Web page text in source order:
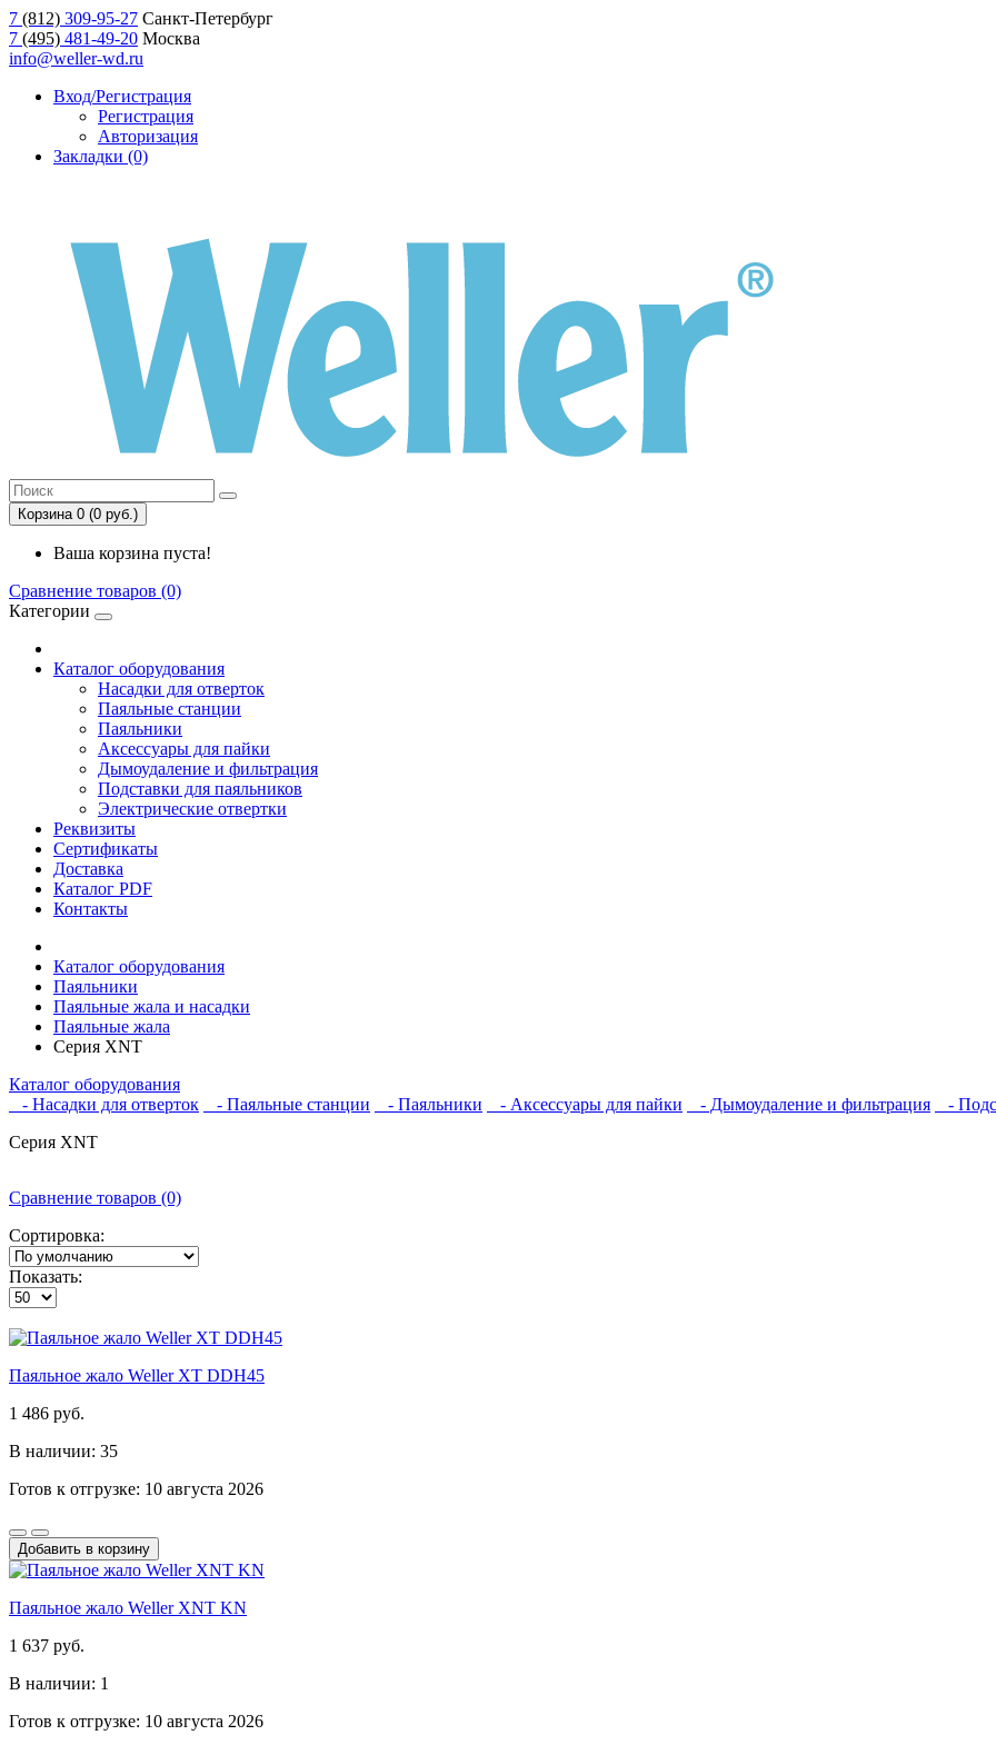
7 (812) 309-95-27 Санкт-Петербург
7 (495) 481-49-20 Москва
info@weller-wd.ru
Вход/Регистрация
Регистрация
Авторизация
Закладки (0)
Корзина 0 (0 руб.)
Ваша корзина пуста!
Сравнение товаров (0)
Категории
Каталог оборудования
Насадки для отверток
Паяльные станции
Паяльники
Аксессуары для пайки
Дымоудаление и фильтрация
Подставки для паяльников
Электрические отвертки
Реквизиты
Сертификаты
Доставка
Каталог PDF
Контакты
Каталог оборудования
Паяльники
Паяльные жала и насадки
Паяльные жала
Серия XNT
Каталог оборудования
- Насадки для отверток
- Паяльные станции - Паяльники - Аксессуары для пайки - Дымоудаление и фильтрация -
Серия XNT
Сравнение товаров (0)
Сортировка:
Показать:
Паяльное жало Weller XT DDH45
1 486 руб.
В наличии: 35
Готов к отгрузке: 10 августа 2026
Добавить в корзину
Паяльное жало Weller XNT KN
1 637 руб.
В наличии: 1
Готов к отгрузке: 10 августа 2026